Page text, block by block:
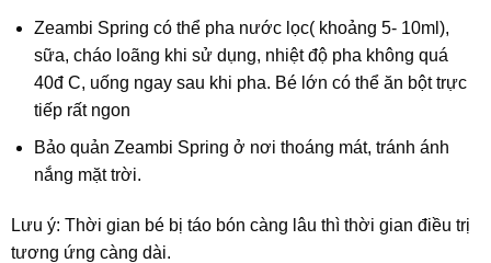
Zeambi Spring có thể pha nước lọc( khoảng 5- 10ml),
sữa, cháo loãng khi sử dụng, nhiệt độ pha không quá
40đ C, uống ngay sau khi pha. Bé lớn có thể ăn bột trực
tiếp rất ngon
Bảo quản Zeambi Spring ở nơi thoáng mát, tránh ánh
nắng mặt trời.
Lưu ý: Thời gian bé bị táo bón càng lâu thì thời gian điều trị
tương ứng càng dài.